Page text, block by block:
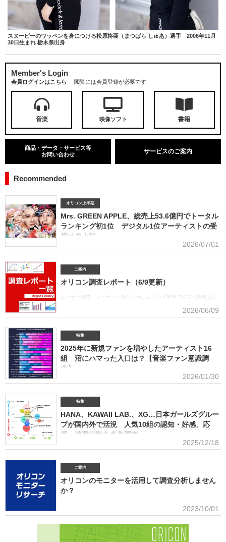
スヌーピーのワッペンを身につける松原柊亜（まつばら しゅあ）選手 2006年11月
30日生まれ 栃木県出身
Member's Login
会員ログインはこちら 閲覧には会員登録が必要です
音楽 映像ソフト 書籍
商品・データ・サービス等
お問い合わせ
サービスのご案内
Recommended
オリコン上半期
Mrs. GREEN APPLE、総売上53.6億円でトータル
ランキング初1位 デジタル1位アーティストの受
賞は史上初
■アーティスト別セールス部門トータルランキング オリコンは7月1
ーティスト別セールス部門「トータルランキング」を発表。Mrs. GREEN APPLEが期間内総売
上53.6億円で、自身初の1位に輝いた。Mrs. GREEN APPLEはアーティスト別セールス部門
「デジタルランキング」では3年連続で上半期1位を獲得。安価なデジタルで1位を獲得したアー
ティストがトータルセールス1位を受賞するのは、オリコン史上初となった。GREEN
APPLE（左から）藤澤涼架（Key）、大森元貴（Vo／Gt）、若井滉斗（Gt） アーティスト別
セールス部門「トータルランキング」は、音楽ソフト【シングル、アルバム、ミュージック
2026/07/01
ご案内
オリコン調査レポート（6/9更新）
ユーザー調査、マーケット動向を元にエンタメ業界で役立つ情報をレ
調査 2026 価格戦略の策定、商品企画、値上げ検討時の判断材料とし
SNS・動画配信を横断したファン行動を分析。今後のマーケティング戦略に活用できる内容を
提供(2026年5月)アーティストグッズに関する調査2026「なぜ買うのか」「何が売れるのか」
「いくらまで買うのか」を明確化し、商品企画・価格設計・販売戦略に直結する示唆を提案
(2026年4月)ストリーミング影響分析分析（TikTok＆YouTube）2026TikTokトレンドがどのよ
うにストリーミングに影響を与えたかを、YouTubeの順位推移とともにグラフ化(2026年2月)音
楽パッケージの購入行動に関する調査
2026/06/09
特集
2025年に新規ファンを増やしたアーティスト16
組 沼にハマった入口は？【音楽ファン意識調
査】
ORICON BiZ onlineでは「2025年に好きになったアーティスト」のア
年、2024年に続いて5回目。直近2年の得票数はMrs. GREEN APPLEがダントツだったが、
2025年の音楽シーンにおいて最も多くの“新規ファン”を獲得したアーティストは誰だったの
か、得票数TOP15（13位が同率4組だったため計16組）を紹介する。 本調査は、2025年12
月12日～18日にインターネットで実施。10～50代男女の回答者全体（4576人）のうち、
「2025年1～12月の期間に初めて好きになった音楽アーティストはいますか（※2024年以前か
らずっと好きというアーティストは対象外）」との問いに「いる」と答えた人（1833人＝全体
2026/01/30
特集
HANA、KAWAII LAB.、XG…日本ガールズグルー
プが国内外で活況 人気10組の認知・好感、応
援・消費行動を多角調査
日本のガールズグループシーンでは近年、BMSG×ちゃんみながタッグ
グで鮮烈な初登場1位デビュー、アソビシステムからFRUITS ZIPPERを筆頭とするKAWAII
LAB.所属のグループがSNSを通じて続々と台頭、メンバー7人全員が日本人ながら海外を主戦
場としているXGの国内外での大旋風など活況をみせている。オリコンリサーチではガールズグ
ループ10組を対象とし、認知経路、イメージ、情報源、推し活・消費行動などを多角的に調査
1月以降の配信開始楽曲でストリーミング累積3000万回超えの作品がある】日本のガールズグ
2025/12/18
ご案内
オリコンのモニターを活用して調査分析しません
か？
■アンケート専用のモニター組織世の中に影響力を持つオリコン・ラン
テーションを基にした調査が可能生活意識や志向性など日本人を価値観という視点から、予め
セグメントしたモニター調査が可能。■オリコングループならではの「エンタメ」に特化音楽ア
2023/10/01